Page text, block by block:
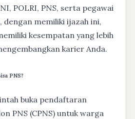
POLRI, PNS, serta pegawai
dengan memiliki ijazah ini,
kesempatan yang lebih
karier Anda.
PNS?
buka pendaftaran
PNS (CPNS) untuk warga